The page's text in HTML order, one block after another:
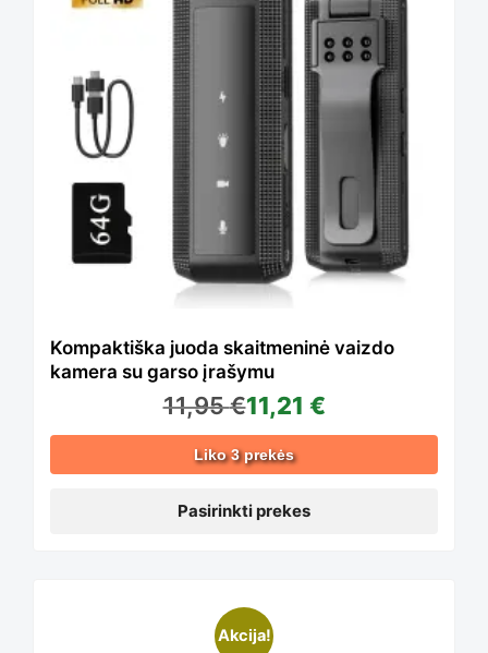
Kompaktiška juoda skaitmeninė vaizdo
kamera su garso įrašymu
11,95€11,21 €
Liko 3 prekės
Pasirinkti prekes
multiple
variants.
The
options
may
Akcija!